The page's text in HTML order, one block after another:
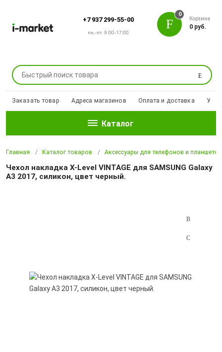
+7 937 299-55-00
пн.-пт. 8:00-17:00
Поиск
0
Корзина
0 руб.
Заказать товар Адреса магазинов Оплата и доставка
Каталог
Главная Каталог товаров Аксессуары для телефонов и планшетов
Чехол накладка X-Level VINTAGE для SAMSUNG Galaxy
A3 2017, силикон, цвет черный.